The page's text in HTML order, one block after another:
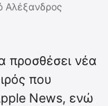
Αλέξανδρος
προσθέσει νέα
που
News, ενώ